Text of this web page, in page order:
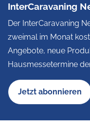
InterCaravaning
Der InterCaravaning
zweimal im Monat
Angebote, neue
Hausmessetermine
Jetzt abonnieren